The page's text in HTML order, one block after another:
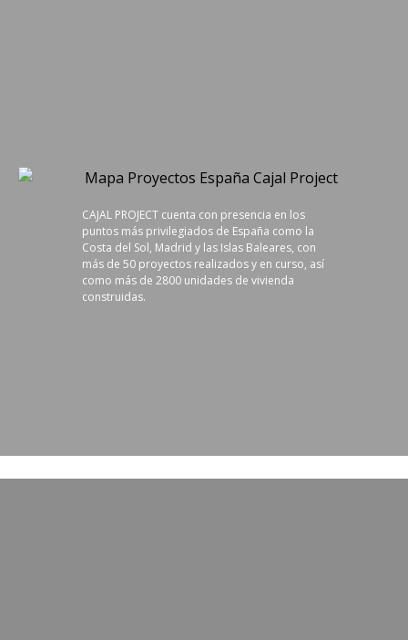
CAJAL PROJECT cuenta con presencia en los
puntos más privilegiados de España como la
Costa del Sol, Madrid y las Islas Baleares, con
más de 50 proyectos realizados y en curso, así
como más de 2800 unidades de vivienda
construidas.